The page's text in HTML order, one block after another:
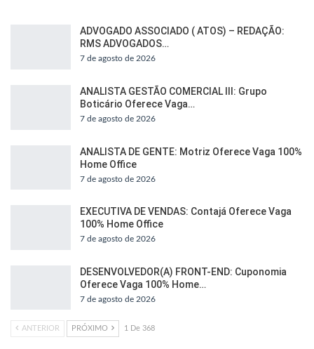
ADVOGADO ASSOCIADO ( ATOS) – REDAÇÃO:
RMS ADVOGADOS…
7 de agosto de 2026
ANALISTA GESTÃO COMERCIAL III: Grupo
Boticário Oferece Vaga…
7 de agosto de 2026
ANALISTA DE GENTE: Motriz Oferece Vaga 100%
Home Office
7 de agosto de 2026
EXECUTIVA DE VENDAS: Contajá Oferece Vaga
100% Home Office
7 de agosto de 2026
DESENVOLVEDOR(A) FRONT-END: Cuponomia
Oferece Vaga 100% Home…
7 de agosto de 2026
ANTERIOR PRÓXIMO 1 De 368